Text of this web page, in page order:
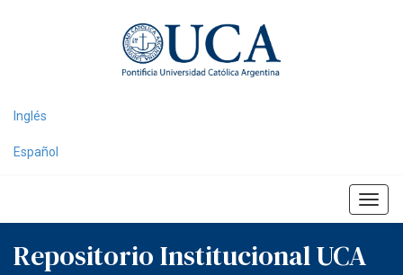
Inglés
Español
Repositorio Institucional UCA